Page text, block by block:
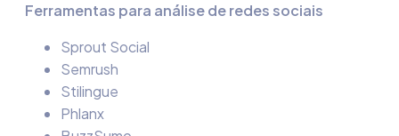
Ferramentas para análise de redes sociais
Sprout Social
Semrush
Stilingue
Phlanx